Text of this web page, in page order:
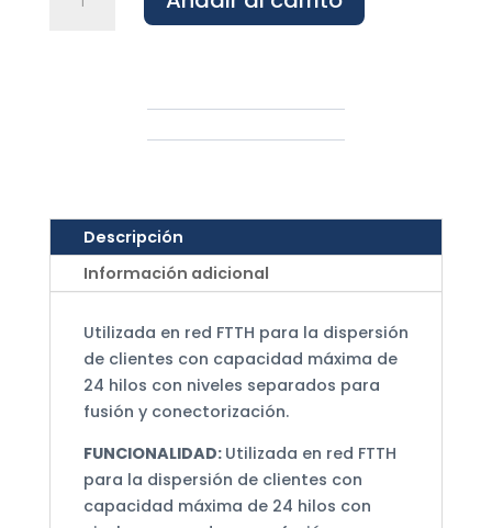
dispersión
Descripción
Información adicional
Utilizada en red FTTH para la dispersión
de clientes con capacidad máxima de
24 hilos con niveles separados para
fusión y conectorización.
FUNCIONALIDAD: Utilizada en red FTTH
para la dispersión de clientes con
capacidad máxima de 24 hilos con